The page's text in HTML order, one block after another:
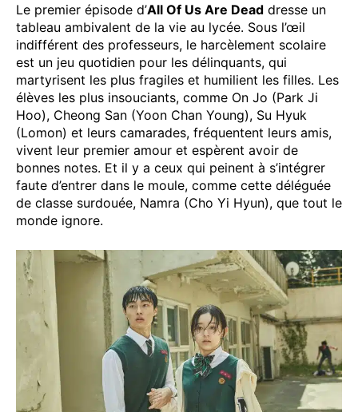
Le premier épisode d’All Of Us Are Dead dresse un
tableau ambivalent de la vie au lycée. Sous l’œil
indifférent des professeurs, le harcèlement scolaire
est un jeu quotidien pour les délinquants, qui
martyrisent les plus fragiles et humilient les filles. Les
élèves les plus insouciants, comme On Jo (Park Ji
Hoo), Cheong San (Yoon Chan Young), Su Hyuk
(Lomon) et leurs camarades, fréquentent leurs amis,
vivent leur premier amour et espèrent avoir de
bonnes notes. Et il y a ceux qui peinent à s’intégrer
faute d’entrer dans le moule, comme cette déléguée
de classe surdouée, Namra (Cho Yi Hyun), que tout le
monde ignore.